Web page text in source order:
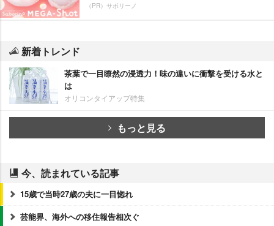
（PR）サボリーノ
新着トレンド
茶葉で一目瞭然の浸透力！味の違いに衝撃を受ける水と
は
オリコンタイアップ特集
もっと見る
今、読まれている記事
15歳で当時27歳の夫に一目惚れ
芸能界、海外への移住報告相次ぐ